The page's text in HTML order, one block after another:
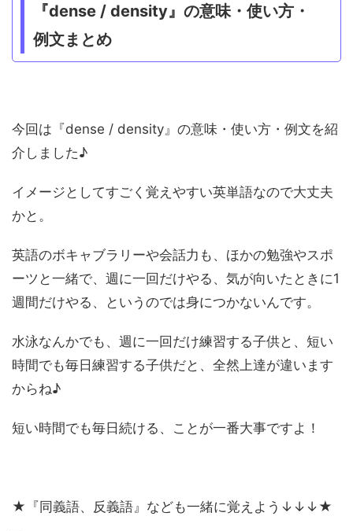
『dense / density』の意味・使い方・
例文まとめ
今回は『dense / density』の意味・使い方・例文を紹
介しました♪
イメージとしてすごく覚えやすい英単語なので大丈夫
かと。
英語のボキャブラリーや会話力も、ほかの勉強やスポ
ーツと一緒で、週に一回だけやる、気が向いたときに1
週間だけやる、というのでは身につかないんです。
水泳なんかでも、週に一回だけ練習する子供と、短い
時間でも毎日練習する子供だと、全然上達が違います
からね♪
短い時間でも毎日続ける、ことが一番大事ですよ！
★『同義語、反義語』なども一緒に覚えよう↓↓↓★